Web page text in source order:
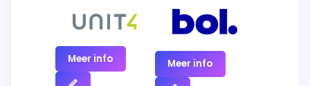
Meer info Meer info